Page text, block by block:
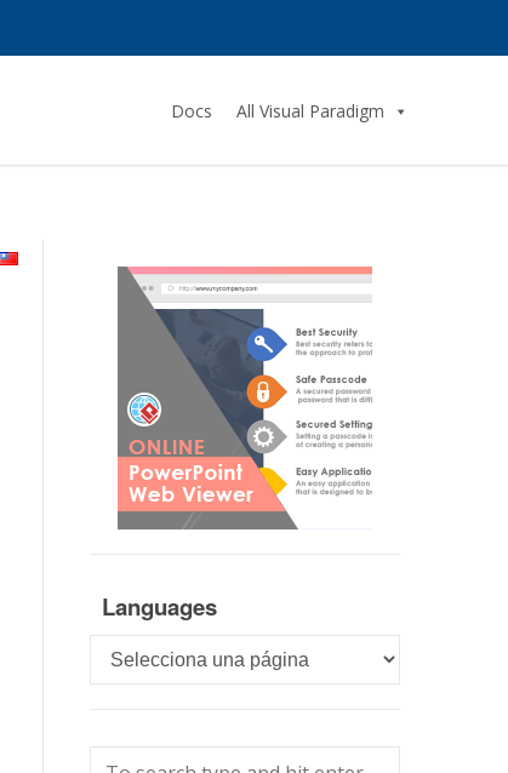
Docs All Visual Paradigm
Languages
Languages